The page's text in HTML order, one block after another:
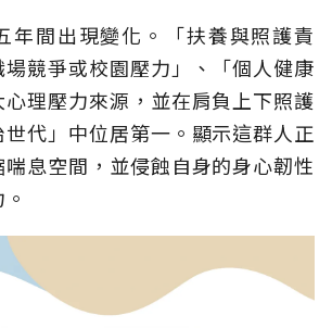
年間出現變化。「扶養與照護責
競爭或校園壓力」、「個人健康
理壓力來源，並在肩負上下照護
代」中位居第一。顯示這群人正
息空間，並侵蝕自身的身心韌性